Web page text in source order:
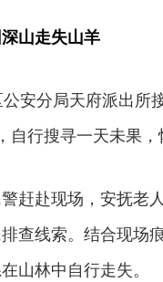
山走失山羊
安分局天府派出所
自行搜寻一天未果，
赶赴现场，安抚老
查线索。结合现场
山林中自行走失。